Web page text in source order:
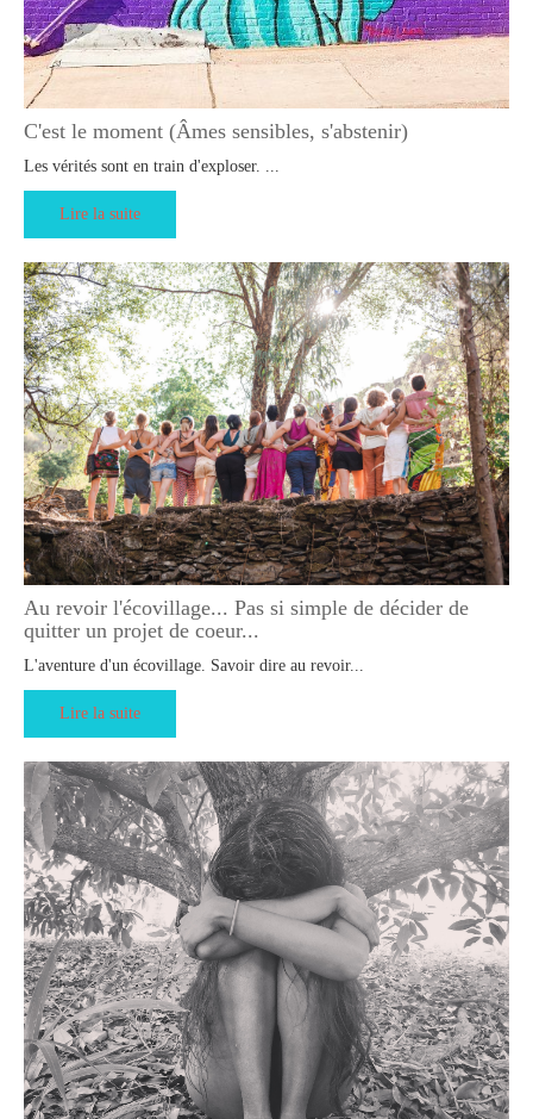
C'est le moment (Âmes sensibles, s'abstenir)
Les vérités sont en train d'exploser. ...
Lire la suite
Au revoir l'écovillage... Pas si simple de décider de
quitter un projet de coeur...
L'aventure d'un écovillage. Savoir dire au revoir...
Lire la suite